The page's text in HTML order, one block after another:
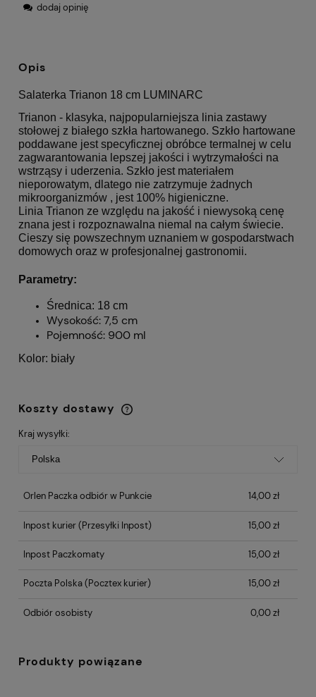
dodaj opinię
Opis
Salaterka Trianon 18 cm LUMINARC
Trianon - klasyka, najpopularniejsza linia zastawy
stołowej z białego szkła hartowanego. Szkło hartowane
poddawane jest specyficznej obróbce termalnej w celu
zagwarantowania lepszej jakości i wytrzymałości na
wstrząsy i uderzenia. Szkło jest materiałem
nieporowatym, dlatego nie zatrzymuje żadnych
mikroorganizmów , jest 100% higieniczne.
Linia Trianon ze względu na jakość i niewysoką cenę
znana jest i rozpoznawalna niemal na całym świecie.
Cieszy się powszechnym uznaniem w gospodarstwach
domowych oraz w profesjonalnej gastronomii.
Parametry:
Średnica: 18 cm
Wysokość: 7,5 cm
Pojemność: 900 ml
Kolor: biały
Koszty dostawy
Cena nie zawiera ewentualnych kosztów
płatności
Kraj wysyłki:
Orlen Paczka odbiór w Punkcie 14,00 zł
Inpost kurier(Przesyłki Inpost) 15,00 zł
Inpost Paczkomaty 15,00 zł
Poczta Polska(Pocztex kurier) 15,00 zł
Odbiór osobisty 0,00 zł
Produkty powiązane